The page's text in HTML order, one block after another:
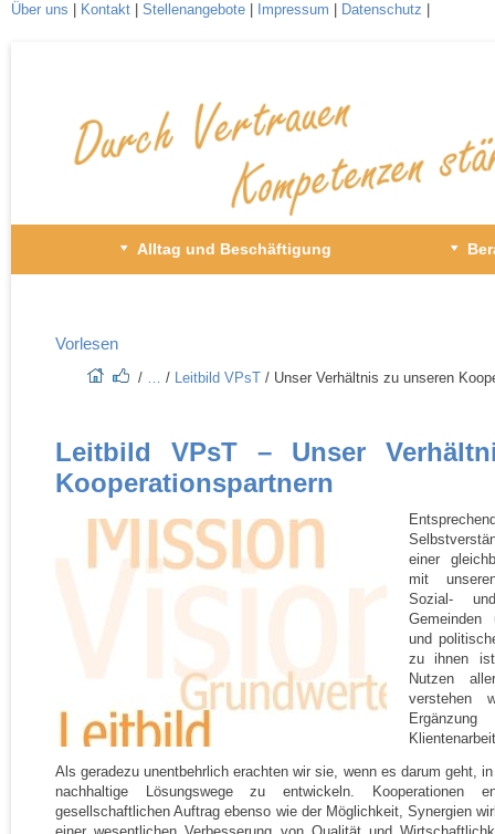
Über uns Kontakt Stellenangebote Impressum Datenschutz
Alltag und Beschäftigung
Vorlesen
/​ … /​ Leitbild VPsT /​ Unser Verhältnis zu unseren
Leitbild VPsT – Unser
Kooperationspartnern
einer
mit
Sozial- und
Gemeinden
und
zu ihnen
Nutzen
verstehen
Als geradezu unentbehrlich erachten wir sie, wenn es darum geht,
nachhaltige Lösungswege zu entwickeln. Kooperationen
gesellschaftlichen Auftrag ebenso wie der Möglichkeit, Synergien